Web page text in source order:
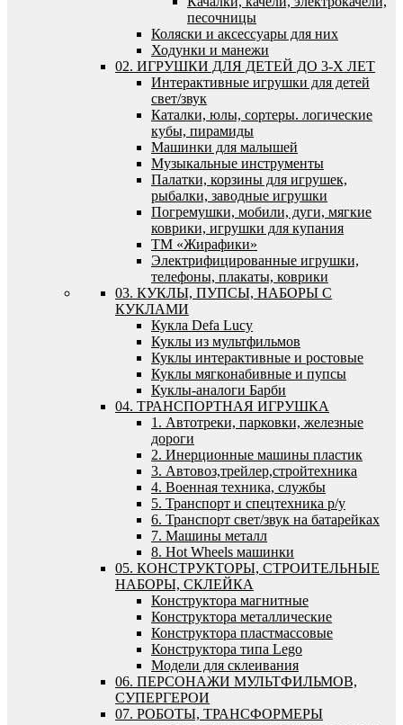
песочницы
Коляски и аксессуары для них
Ходунки и манежи
02. ИГРУШКИ ДЛЯ ДЕТЕЙ ДО 3-Х ЛЕТ
Интерактивные игрушки для детей
свет/звук
Каталки, юлы, сортеры. логические
кубы, пирамиды
Машинки для малышей
Музыкальные инструменты
Палатки, корзины для игрушек,
рыбалки, заводные игрушки
Погремушки, мобили, дуги, мягкие
коврики, игрушки для купания
ТМ «Жирафики»
Электрифицированные игрушки,
телефоны, плакаты, коврики
03. КУКЛЫ, ПУПСЫ, НАБОРЫ С
КУКЛАМИ
Кукла Defa Lucy
Куклы из мультфильмов
Куклы интерактивные и ростовые
Куклы мягконабивные и пупсы
Куклы-аналоги Барби
04. ТРАНСПОРТНАЯ ИГРУШКА
1. Автотреки, парковки, железные
дороги
2. Инерционные машины пластик
3. Автовоз,трейлер,стройтехника
4. Военная техника, службы
5. Транспорт и спецтехника р/у
6. Транспорт свет/звук на батарейках
7. Машины металл
8. Hot Wheels машинки
05. КОНСТРУКТОРЫ, СТРОИТЕЛЬНЫЕ
НАБОРЫ, СКЛЕЙКА
Конструктора магнитные
Конструктора металлические
Конструктора пластмассовые
Конструктора типа Lego
Модели для склеивания
06. ПЕРСОНАЖИ МУЛЬТФИЛЬМОВ,
СУПЕРГЕРОИ
07. РОБОТЫ, ТРАНСФОРМЕРЫ